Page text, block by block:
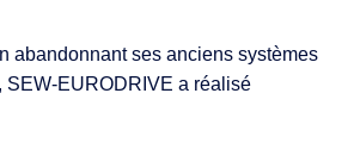
abandonnant ses anciens systèmes
SEW-EURODRIVE a réalisé